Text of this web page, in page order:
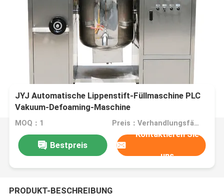
JYJ Automatische Lippenstift-Füllmaschine PLC
Vakuum-Defoaming-Maschine
MOQ：1 Preis：Verhandlungsfähig
Bestpreis
Kontaktieren Sie
uns
PRODUKT-BESCHREIBUNG